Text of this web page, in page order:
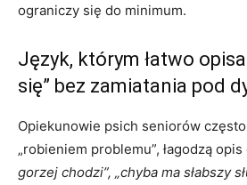
ograniczy się do minimum.
Język, którym łatwo
się” bez zamiatania pod
Opiekunowie psich seniorów
„robieniem problemu”, łagodzą
gorzej chodzi”, „chyba ma słabszy